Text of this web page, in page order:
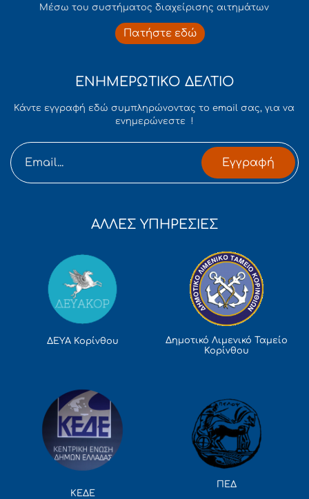
Mέσω του συστήματος διαχείρισης αιτημάτων
Πατήστε εδώ
ΕΝΗΜΕΡΩΤΙΚΟ ΔΕΛΤΙΟ
Κάντε εγγραφή εδώ συμπληρώνοντας το email σας, για να
ενημερώνεστε !
Εγγραφή
ΑΛΛΕΣ ΥΠΗΡΕΣΙΕΣ
ΔΕΥΑ Κορίνθου
Δημοτικό Λιμενικό Ταμείο
Κορίνθου
ΚΕΔΕ
ΠΕΔ